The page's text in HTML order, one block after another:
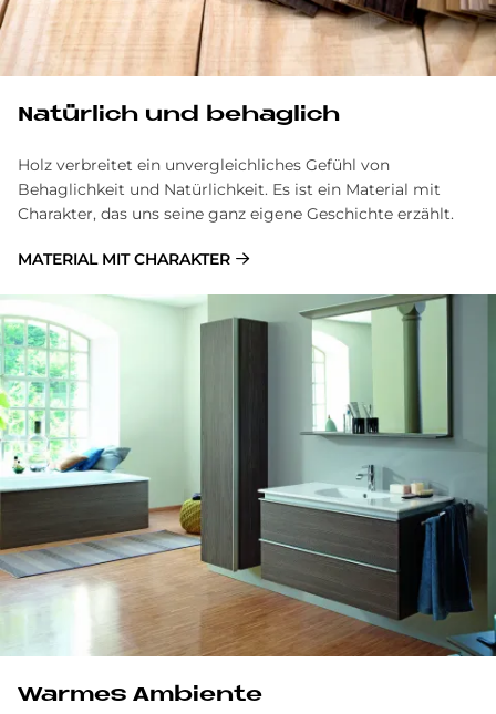
Na­tür­lich und be­hag­lich
Holz verbreitet ein unvergleichliches Gefühl von
Behaglichkeit und Natürlichkeit. Es ist ein Material mit
Charakter, das uns seine ganz eigene Geschichte erzählt.
MATERIAL MIT CHARAKTER
War­mes Am­bi­en­te